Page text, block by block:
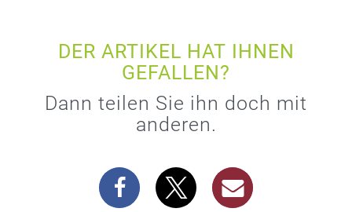
DER ARTIKEL HAT IHNEN
GEFALLEN?
Dann teilen Sie ihn doch mit
anderen.